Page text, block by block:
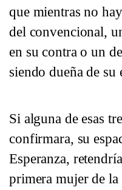
que mientras no
del convencional,
en su contra o un
siendo dueña de su
Si alguna de esas
confirmara, su
Esperanza,
primera mujer de